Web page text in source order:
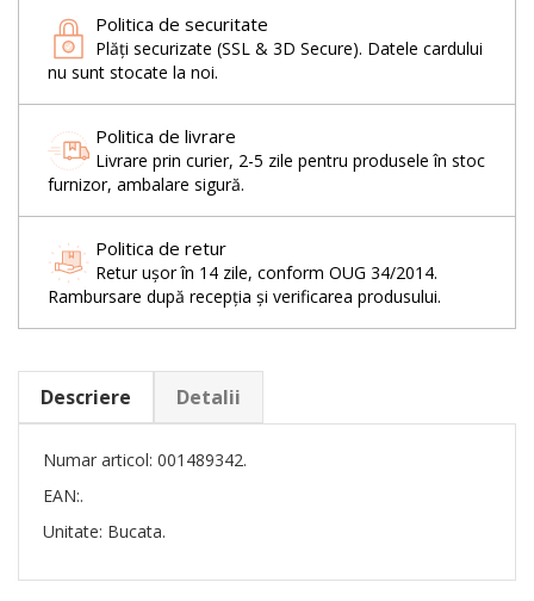
Politica de securitate
Plăți securizate (SSL & 3D Secure). Datele cardului
nu sunt stocate la noi.
Politica de livrare
Livrare prin curier, 2-5 zile pentru produsele în stoc
furnizor, ambalare sigură.
Politica de retur
Retur ușor în 14 zile, conform OUG 34/2014.
Rambursare după recepția și verificarea produsului.
Descriere Detalii
Numar articol: 001489342.
EAN:.
Unitate: Bucata.